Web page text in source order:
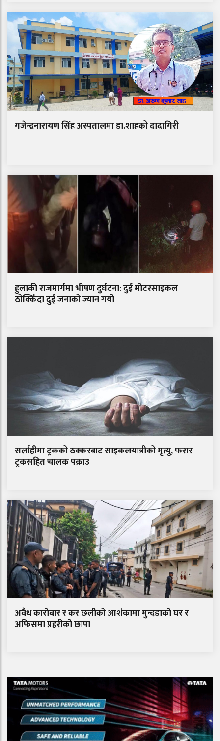
गजेन्द्रनारायण सिंह अस्पतालमा डा.शाहको दादागिरी
हुलाकी राजमार्गमा भीषण दुर्घटना: दुई मोटरसाइकल
ठोक्किँदा दुई जनाको ज्यान गयो
सर्लाहीमा ट्रकको ठक्करबाट साइकलयात्रीको मृत्यु, फरार
ट्रकसहित चालक पक्राउ
अवैध कारोबार र कर छलीको आशंकामा मुन्दडाको घर र
अफिसमा प्रहरीको छापा